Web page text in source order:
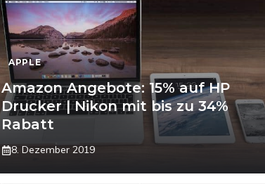
APPLE
Amazon Angebote: 15% auf HP
Drucker | Nikon mit bis zu 34%
Rabatt
8. Dezember 2019